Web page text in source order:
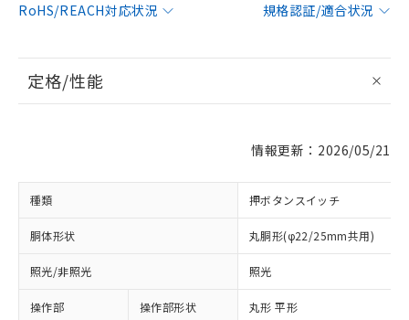
RoHS/REACH対応状況
規格認証/適合状況
定格/性能
情報更新：2026/05/21
種類 押ボタンスイッチ
胴体形状 丸胴形(φ22/25mm共用)
照光/非照光 照光
操作部 操作部形状 丸形 平形